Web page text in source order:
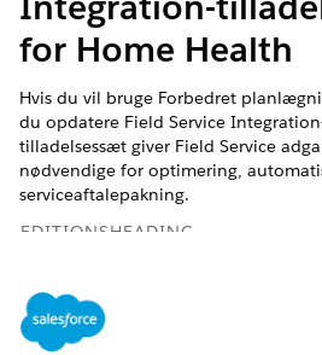
for Home Health
Hvis du vil bruge Forbedret
du opdatere Field Service
tilladelsessæt giver Field Service
nødvendige for optimering,
serviceaftalepakning.
EDITIONSHEADING
Tilgængelig i:
Cloud og tilføjelsesprogramlicensen